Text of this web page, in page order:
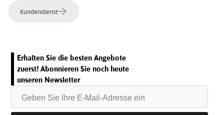
Kundendienst
Erhalten Sie die besten Angebote
zuerst! Abonnieren Sie noch heute
unseren Newsletter